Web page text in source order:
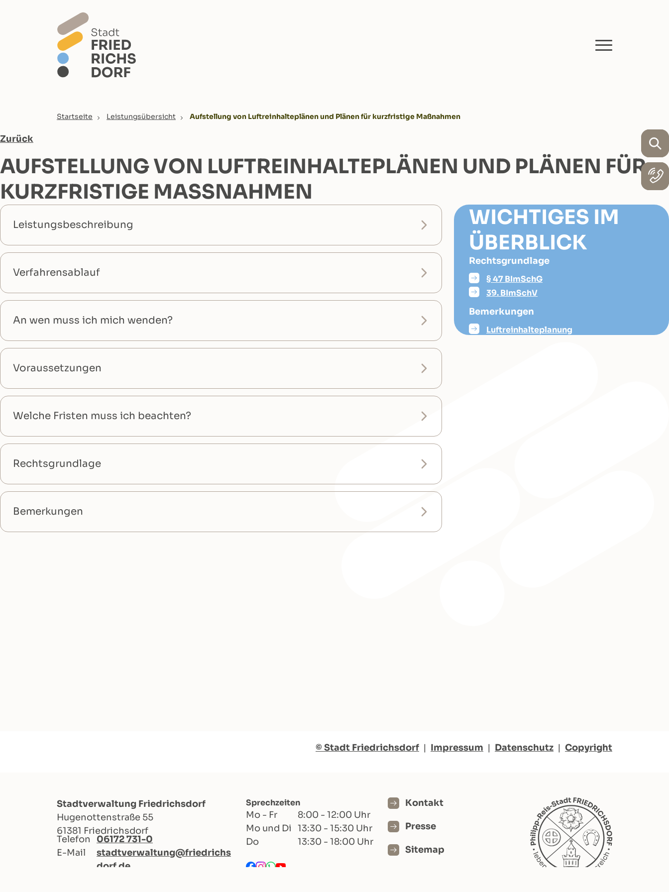
You are here:
Startseite Leistungsübersicht Aufstellung von Luftreinhalteplänen und Plänen für kurzfristige Maßnahmen
Zurück
AUFSTELLUNG VON LUFTREINHALTEPLÄNEN UND PLÄNEN FÜR
KURZFRISTIGE MASSNAHMEN
Leistungsbeschreibung
Verfahrensablauf
An wen muss ich mich wenden?
Voraussetzungen
Welche Fristen muss ich beachten?
Rechtsgrundlage
Bemerkungen
WICHTIGES IM
ÜBERBLICK
Rechtsgrundlage
§ 47 BImSchG
39. BImSchV
Bemerkungen
Luftreinhalteplanung
© Stadt Friedrichsdorf | Impressum | Datenschutz | Copyright
Stadtverwaltung Friedrichsdorf
Hugenottenstraße 55
61381 Friedrichsdorf
Telefon
06172 731-0
E-Mail
stadtverwaltung@friedrichs
dorf.de
Sprechzeiten
Mo - Fr
8:00 - 12:00 Uhr
Mo und Di
13:30 - 15:30 Uhr
Do
13:30 - 18:00 Uhr
Kontakt
Presse
Sitemap